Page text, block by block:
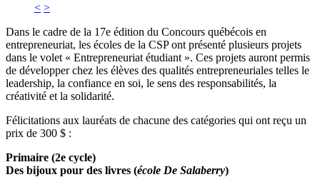
< >
Dans le cadre de la 17e édition du Concours québécois en
entrepreneuriat, les écoles de la CSP ont présenté plusieurs projets
dans le volet « Entrepreneuriat étudiant ». Ces projets auront permis
de développer chez les élèves des qualités entrepreneuriales telles le
leadership, la confiance en soi, le sens des responsabilités, la
créativité et la solidarité.
Félicitations aux lauréats de chacune des catégories qui ont reçu un
prix de 300 $ :
Primaire (2e cycle)
Des bijoux pour des livres (école De Salaberry)